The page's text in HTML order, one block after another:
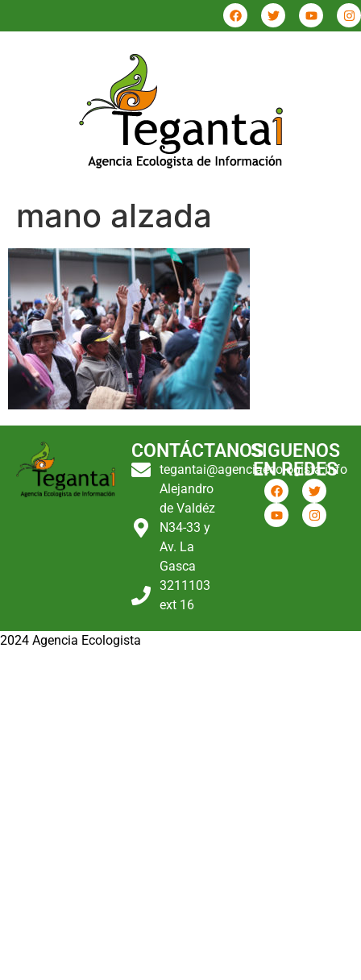
mano alzada
CONTÁCTANOS
tegantai@agenciaecologista.info
Alejandro
de Valdéz
N34-33 y
Av. La
Gasca
3211103
ext 16
SIGUENOS
EN REDES
2024 Agencia Ecologista